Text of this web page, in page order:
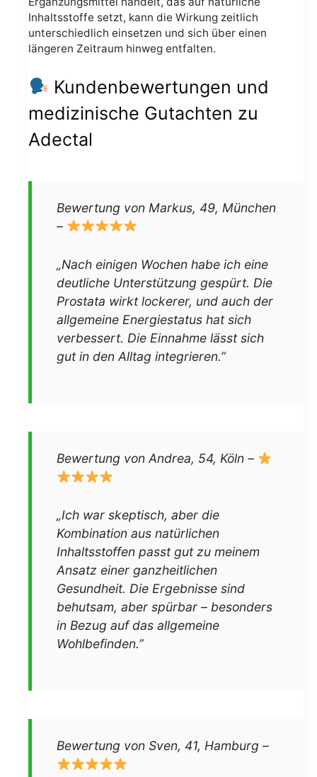
Inhaltsstoffe setzt, kann die Wirkung zeitlich
unterschiedlich einsetzen und sich über einen
längeren Zeitraum hinweg entfalten.
Kundenbewertungen und
medizinische Gutachten zu
Adectal
Bewertung von Markus, 49, München
–
„Nach einigen Wochen habe ich eine
deutliche Unterstützung gespürt. Die
Prostata wirkt lockerer, und auch der
allgemeine Energiestatus hat sich
verbessert. Die Einnahme lässt sich
gut in den Alltag integrieren.”
Bewertung von Andrea, 54, Köln –
„Ich war skeptisch, aber die
Kombination aus natürlichen
Inhaltsstoffen passt gut zu meinem
Ansatz einer ganzheitlichen
Gesundheit. Die Ergebnisse sind
behutsam, aber spürbar – besonders
in Bezug auf das allgemeine
Wohlbefinden.”
Bewertung von Sven, 41, Hamburg –